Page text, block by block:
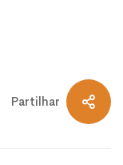
Partilhar